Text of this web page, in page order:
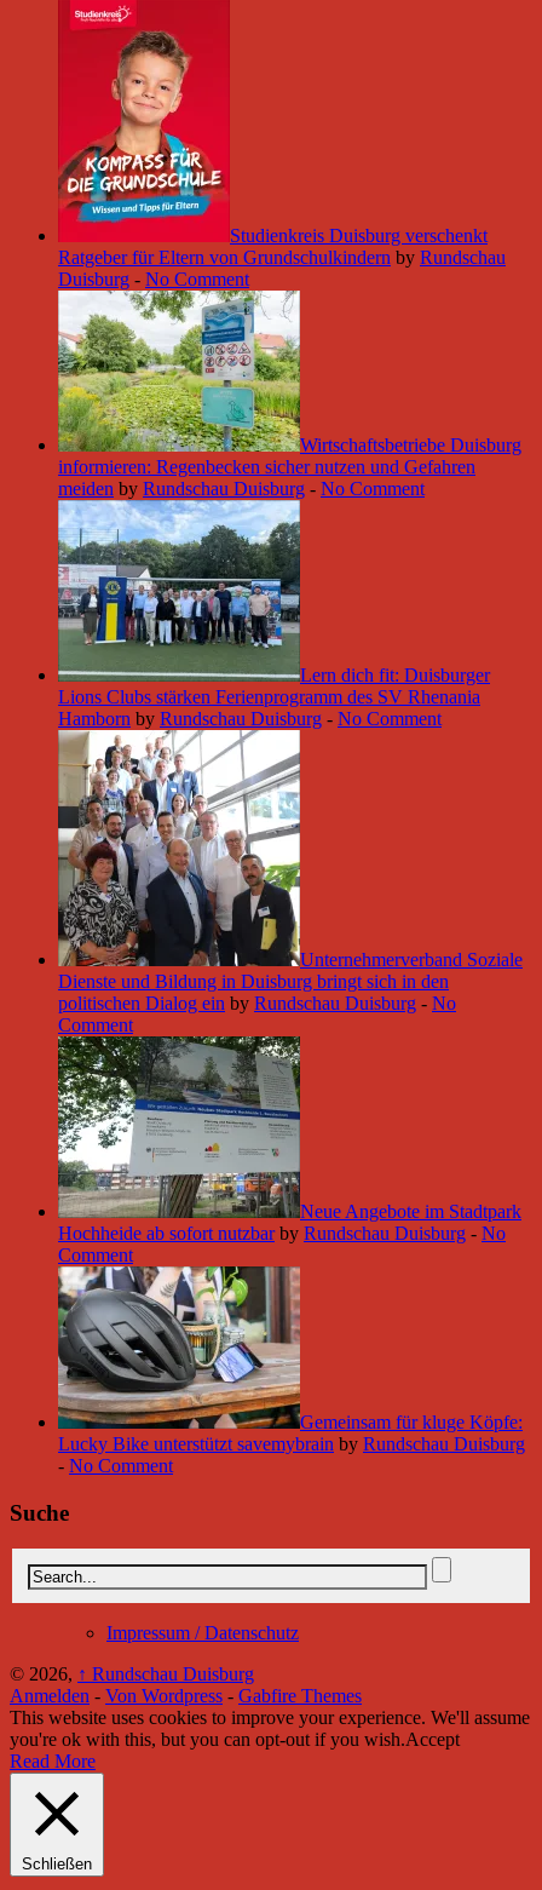
Studienkreis Duisburg verschenkt
Ratgeber für Eltern von Grundschulkindern by Rundschau
Duisburg - No Comment
Wirtschaftsbetriebe Duisburg
informieren: Regenbecken sicher nutzen und Gefahren
meiden by Rundschau Duisburg - No Comment
Lern dich fit: Duisburger
Lions Clubs stärken Ferienprogramm des SV Rhenania
Hamborn by Rundschau Duisburg - No Comment
Unternehmerverband Soziale
Dienste und Bildung in Duisburg bringt sich in den
politischen Dialog ein by Rundschau Duisburg - No
Comment
Neue Angebote im Stadtpark
Hochheide ab sofort nutzbar by Rundschau Duisburg - No
Comment
Gemeinsam für kluge Köpfe:
Lucky Bike unterstützt savemybrain by Rundschau Duisburg
- No Comment
Suche
Impressum / Datenschutz
© 2026, ↑ Rundschau Duisburg
Anmelden - Von Wordpress - Gabfire Themes
This website uses cookies to improve your experience. We'll assume
you're ok with this, but you can opt-out if you wish.Accept
Read More
Schließen